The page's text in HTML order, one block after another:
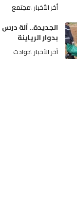
أخر الأخبار مجتمع
الجديدة.. آلة
بدوار الرياينة
أخر الأخبار حوادث